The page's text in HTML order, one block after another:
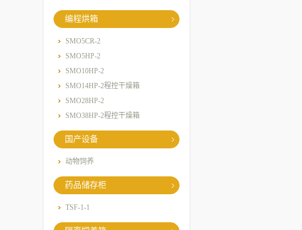
编程烘箱
SMO5CR-2
SMO5HP-2
SMO10HP-2
SMO14HP-2程控干燥箱
SMO28HP-2
SMO38HP-2程控干燥箱
国产设备
动物饲养
药品储存柜
TSF-1-1